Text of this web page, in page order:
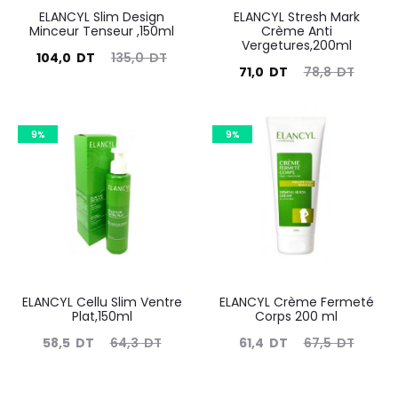
ELANCYL Slim Design
Minceur Tenseur ,150ml
135,0DT
Le
était :
135,0
DT.
104,0 DT
Le
est :
ELANCYL Stresh Mark
Crème Anti
Vergetures,200ml
78,8DT
Le
initial
était :
78,8
DT.
71,0 DT
actuel
9%
ELANCYL Cellu Slim Ventre
Plat,150ml
64,3DT
Le
58,5 DT
9%
ELANCYL Crème Fermeté
Corps 200 ml
67,5DT
Le
61,4 DT